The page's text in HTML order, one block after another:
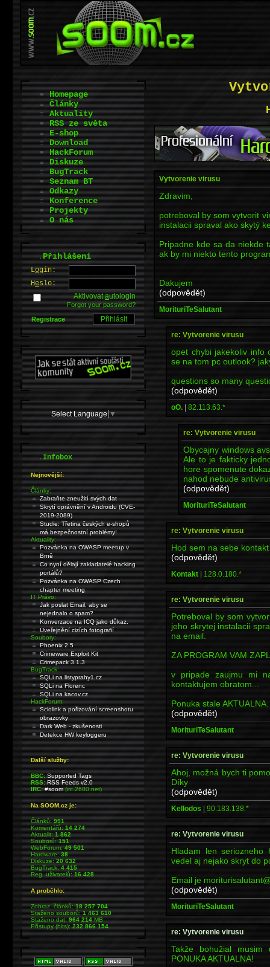
Vytvorenie virusu
Zdravim,
potreboval by som vytvorit
instalacii spraval ako skytý
Pripadne kde sa da niekde
ak by mi niekto tento
Dakujem
(odpovědět)
MorituriTeSalutant
re: Vytvorenie virusu
opet chybi jakekoliv info
se na tom pc outlook?
questions so many
(odpovědět)
oO. | 82.113.63.*
re: Vytvorenie virusu
Obycajny windows
Ale to je fakticky
hore spomenute
nahod nebude
(odpovědět)
MorituriTeSalutant
re: Vytvorenie virusu
Hod sem na sebe
(odpovědět)
Kontakt | 128.0.180.*
re: Vytvorenie virusu
Potreboval by som
jeho skrytej instalacii
na email.
ZA PROGRAM VAM
v pripade zaujmu mi
kontaktujem obratom...
Ponuka stale AKTUALNA.
(odpovědět)
MorituriTeSalutant
re: Vytvorenie virusu
Ahoj, možná bych ti
Díky
(odpovědět)
Kellodos | 90.183.138.*
re: Vytvorenie virusu
Hladam len
vedel aj nejako skryt do
Email je
(odpovědět)
MorituriTeSalutant
re: Vytvorenie virusu
Takže bohužial
PONUKA AKTUALNA!
Homepage
Články
Aktuality
RSS ze světa
E-shop
Download
HackForum
Diskuze
BugTrack
Seznam BT
Odkazy
Konference
Projekty
O nás
.Přihlášení
Login:
Heslo:
Aktivovatautologin
Forgot your password?
Registrace
Select Language ▼
.Infobox
Nejnovější:
Články:
Zabraňte zneužití svých dat
Skrytí oprávnění v Androidu (CVE-
2019-2089)
Studie: Třetina českých e-shopů
má bezpečnostní problémy!
Aktuality:
Pozvánka na OWASP meetup v
Brně
Co nyní dělají zakladatelé hacking
portálů?
Pozvánka na OWASP Czech
chapter meeting
IT Právo:
Jak poslat Email, aby se
nejednalo o spam?
Konverzace na ICQ jako důkaz.
Uveřejnění cizích fotografií
Soubory:
Phoenix 2.5
Crimeware Exploit Kit
Crimepack 3.1.3
BugTrack:
SQLi na listyprahy1.cz
SQLi na Florenc
SQLi na kacov.cz
HackForum:
Sciolink a pořizování screenshotu
obrazovky
Dark Web - zkušenosti
Detekce HW keyloggeru
Další služby:
BBC: Supported Tags
RSS: RSS Feeds v2.0
IRC: #soom(irc.2600.net)
Na SOOM.cz je:
Článků:991
Komentářů:14 274
Aktualit:1 862
Souborů:151
WebForum:49 501
Hardware:38
Diskuze:20 632
BugTrack:4 415
Reg. uživatelů:16 428
A proběhlo:
Zobraz. článků:18 257 704
Staženo souborů:1 463 610
Staženo dat:964 214MB
Přístupy (hits):232 866 154